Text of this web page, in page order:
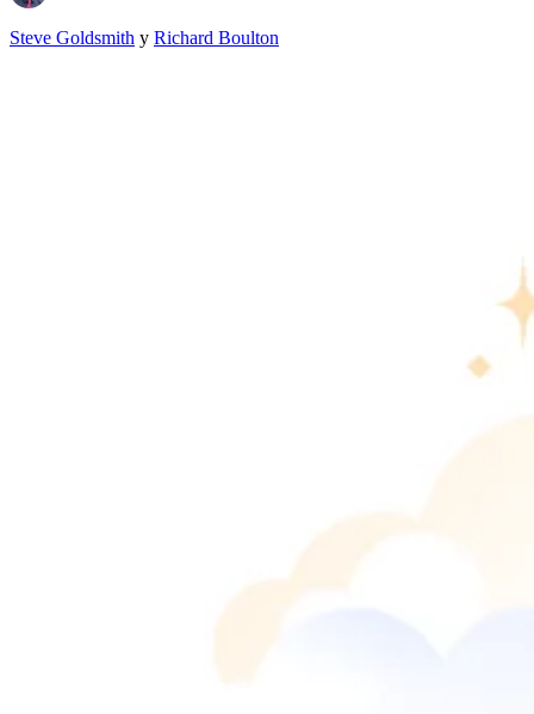
Steve Goldsmith y Richard Boulton